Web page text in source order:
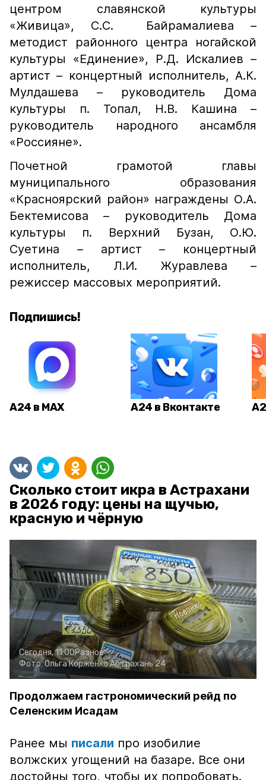
центром славянской культуры
«Живица», С.С. Байрамалиева –
методист районного центра ногайской
культуры «Единение», Р.Д. Искалиев –
артист – концертный исполнитель, А.К.
Мулдашева – руководитель Дома
культуры п. Топал, Н.В. Кашина –
руководитель народного ансамбля
«Россияне».
Почетной грамотой главы
муниципального образования
«Красноярский район» награждены О.А.
Бектемисова – руководитель Дома
культуры п. Верхний Бузан, О.Ю.
Суетина – артист – концертный
исполнитель, Л.И. Журавлева –
режиссер массовых мероприятий.
Подпишись!
А24 в MAX А24 в Вконтакте
Сколько стоит икра в Астрахани
в 2026 году: цены на щучью,
красную и чёрную
Сегодня, 11:00Разное
Фото:Ольга КорженкоАстрахань 24
Продолжаем гастрономический рейд по
Селенским Исадам
Ранее мы писали про изобилие
волжских угощений на базаре. Все они
достойны того, чтобы их попробовать.